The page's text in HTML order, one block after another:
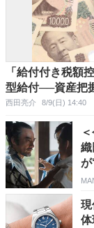
「給付付き税額
型給付──資産把
西田亮介 8/9(日) 14:40
現
体